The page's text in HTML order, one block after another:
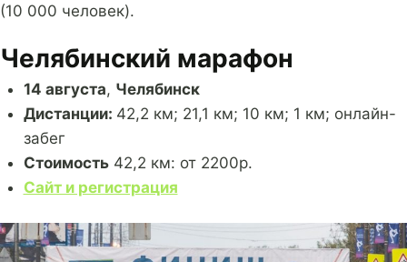
(10 000 человек).
Челябинский марафон
14 августа, Челябинск
Дистанции: 42,2 км; 21,1 км; 10 км; 1 км; онлайн-
забег
Стоимость42,2 км: от 2200р.
Сайт и регистрация